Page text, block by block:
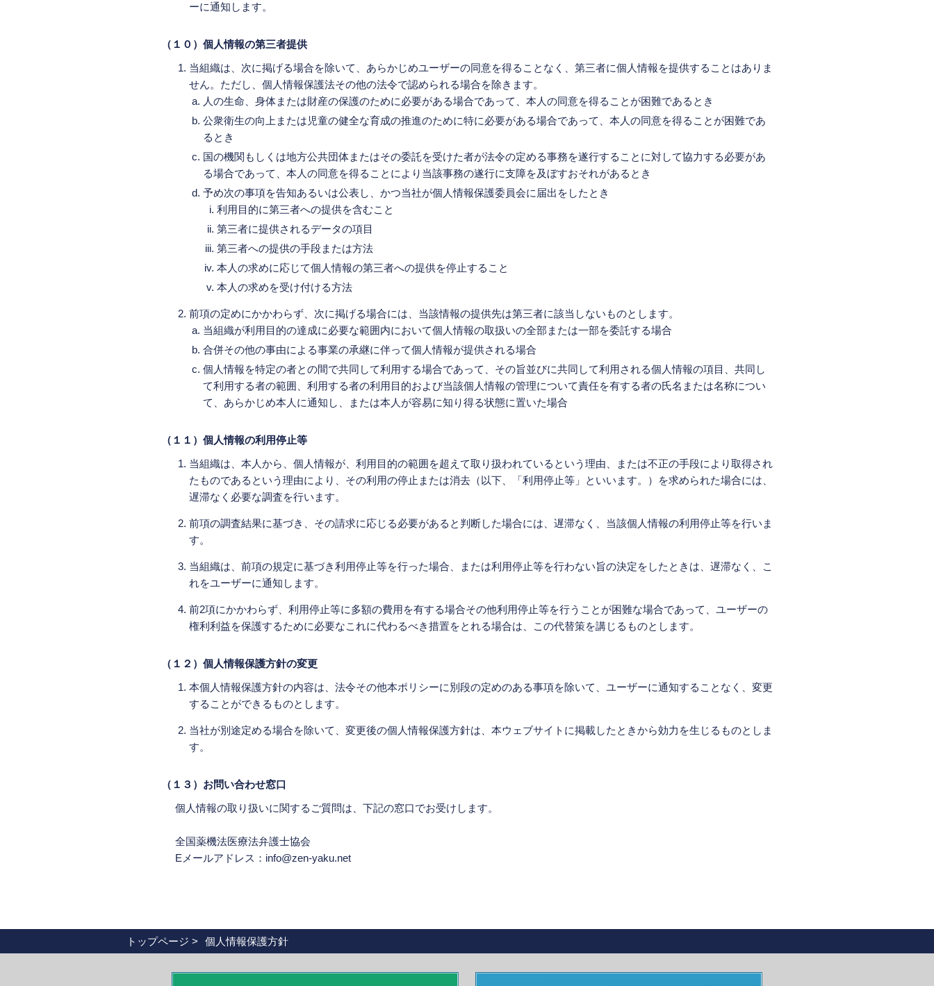
ーに通知します。
（１０）個人情報の第三者提供
当組織は、次に掲げる場合を除いて、あらかじめユーザーの同意を得ることなく、第三者に個人情報を提供することはありま
せん。ただし、個人情報保護法その他の法令で認められる場合を除きます。
人の生命、身体または財産の保護のために必要がある場合であって、本人の同意を得ることが困難であるとき
公衆衛生の向上または児童の健全な育成の推進のために特に必要がある場合であって、本人の同意を得ることが困難であ
るとき
国の機関もしくは地方公共団体またはその委託を受けた者が法令の定める事務を遂行することに対して協力する必要があ
る場合であって、本人の同意を得ることにより当該事務の遂行に支障を及ぼすおそれがあるとき
予め次の事項を告知あるいは公表し、かつ当社が個人情報保護委員会に届出をしたとき
利用目的に第三者への提供を含むこと
第三者に提供されるデータの項目
第三者への提供の手段または方法
本人の求めに応じて個人情報の第三者への提供を停止すること
本人の求めを受け付ける方法
前項の定めにかかわらず、次に掲げる場合には、当該情報の提供先は第三者に該当しないものとします。
当組織が利用目的の達成に必要な範囲内において個人情報の取扱いの全部または一部を委託する場合
合併その他の事由による事業の承継に伴って個人情報が提供される場合
個人情報を特定の者との間で共同して利用する場合であって、その旨並びに共同して利用される個人情報の項目、共同し
て利用する者の範囲、利用する者の利用目的および当該個人情報の管理について責任を有する者の氏名または名称につい
て、あらかじめ本人に通知し、または本人が容易に知り得る状態に置いた場合
（１１）個人情報の利用停止等
当組織は、本人から、個人情報が、利用目的の範囲を超えて取り扱われているという理由、または不正の手段により取得され
たものであるという理由により、その利用の停止または消去（以下、「利用停止等」といいます。）を求められた場合には、
遅滞なく必要な調査を行います。
前項の調査結果に基づき、その請求に応じる必要があると判断した場合には、遅滞なく、当該個人情報の利用停止等を行いま
す。
当組織は、前項の規定に基づき利用停止等を行った場合、または利用停止等を行わない旨の決定をしたときは、遅滞なく、こ
れをユーザーに通知します。
前2項にかかわらず、利用停止等に多額の費用を有する場合その他利用停止等を行うことが困難な場合であって、ユーザーの
権利利益を保護するために必要なこれに代わるべき措置をとれる場合は、この代替策を講じるものとします。
（１２）個人情報保護方針の変更
本個人情報保護方針の内容は、法令その他本ポリシーに別段の定めのある事項を除いて、ユーザーに通知することなく、変更
することができるものとします。
当社が別途定める場合を除いて、変更後の個人情報保護方針は、本ウェブサイトに掲載したときから効力を生じるものとしま
す。
（１３）お問い合わせ窓口
個人情報の取り扱いに関するご質問は、下記の窓口でお受けします。
全国薬機法医療法弁護士協会
Eメールアドレス：info@zen-yaku.net
トップページ 個人情報保護方針